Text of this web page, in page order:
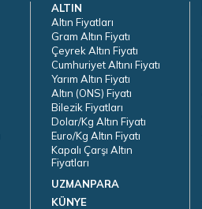
ALTIN
Altın Fiyatları
Gram Altın Fiyatı
Çeyrek Altın Fiyatı
Cumhuriyet Altını Fiyatı
Yarım Altın Fiyatı
Altın (ONS) Fiyatı
Bilezik Fiyatları
Dolar/Kg Altın Fiyatı
Euro/Kg Altın Fiyatı
Kapalı Çarşı Altın
Fiyatları
UZMANPARA
KÜNYE